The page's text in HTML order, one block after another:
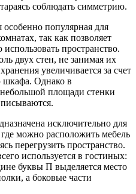
соблюдать симметрию.
популярная для
так как позволяет
пространство.
двух стен, не занимая их
увеличивается за счет
шкафа. Однако в
площади стенки
исключительно для
можно расположить мебель
перегрузить пространство.
используется в гостиных:
буквы П выделяется место
а боковые части